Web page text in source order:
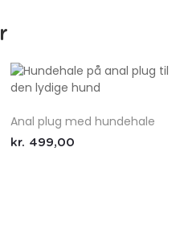
Anal plug med hundehale
kr. 499,00